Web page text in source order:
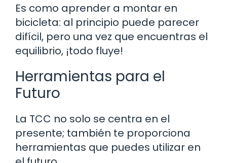
Es como aprender a montar en
bicicleta: al principio puede parecer
difícil, pero una vez que encuentras el
equilibrio, ¡todo fluye!
Herramientas para el
Futuro
La TCC no solo se centra en el
presente; también te proporciona
herramientas que puedes utilizar en